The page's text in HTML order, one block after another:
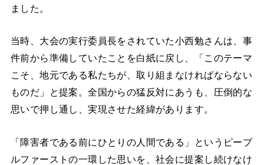
ました。
当時、大会の実行委員長をされていた小西勉さんは、事
件前から準備していたことを白紙に戻し、「このテーマ
こそ、地元である私たちが、取り組まなければならない
ものだ」と提案。全国からの猛反対にあうも、圧倒的な
思いで押し通し、実現させた経緯があります。
「障害者である前にひとりの人間である」というピープ
ルファーストの一環した思いを、社会に提案し続けなけ